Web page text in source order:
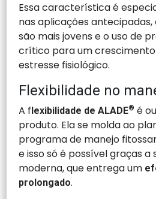
Essa característica é
nas aplicações
são mais jovens e o uso de
crítico para um crescimento
estresse fisiológico.
Flexibilidade no
A f lexibilidade de ALADE® é
produto. Ela se molda ao
programa de manejo
e isso só é possível graças
moderna, que entrega um
prolongado.